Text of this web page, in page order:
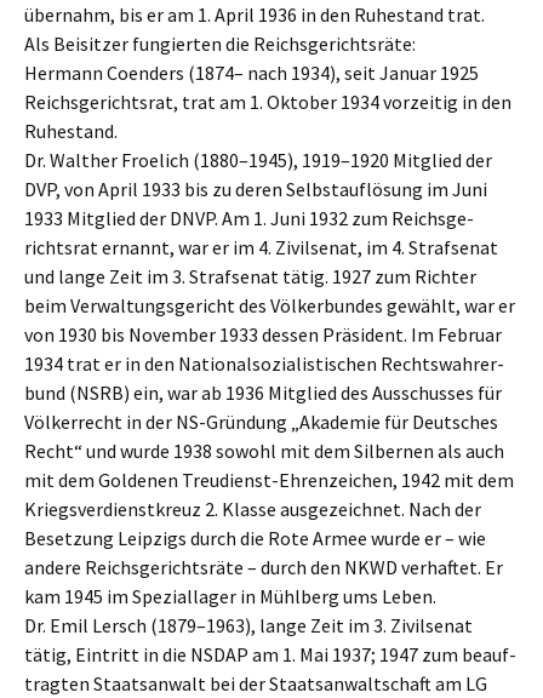
übernahm, bis er am 1. April 1936 in den Ruhestand trat.
Als Beisit­zer fungier­ten die Reichsgerichtsräte:
Hermann Coenders (1874– nach 1934), seit Januar 1925
Reichs­ge­richts­rat, trat am 1. Oktober 1934 vorzei­tig in den
Ruhestand.
Dr. Walther Froelich (1880–1945), 1919–1920 Mitglied der
DVP, von April 1933 bis zu deren Selbst­auf­lö­sung im Juni
1933 Mitglied der DNVP. Am 1. Juni 1932 zum Reichs­ge­
richts­rat ernannt, war er im 4. Zivil­se­nat, im 4. Straf­se­nat
und lange Zeit im 3. Straf­se­nat tätig. 1927 zum Richter
beim Verwal­tungs­ge­richt des Völker­bun­des gewählt, war er
von 1930 bis Novem­ber 1933 dessen Präsi­dent. Im Febru­ar
1934 trat er in den Natio­nal­so­zia­lis­ti­schen Rechts­wah­rer­
bund (NSRB) ein, war ab 1936 Mitglied des Ausschus­ses für
Völker­recht in der NS-Gründung „Akade­mie für Deutsches
Recht“ und wurde 1938 sowohl mit dem Silber­nen als auch
mit dem Golde­nen Treudienst-Ehren­zei­chen, 1942 mit dem
Kriegs­ver­dienst­kreuz 2. Klasse ausge­zeich­net. Nach der
Beset­zung Leipzigs durch die Rote Armee wurde er – wie
andere Reichs­ge­richts­rä­te – durch den NKWD verhaf­tet. Er
kam 1945 im Spezi­al­la­ger in Mühlberg ums Leben.
Dr. Emil Lersch (1879–1963), lange Zeit im 3. Zivil­se­nat
tätig, Eintritt in die NSDAP am 1. Mai 1937; 1947 zum beauf­
trag­ten Staats­an­walt bei der Staats­an­walt­schaft am LG